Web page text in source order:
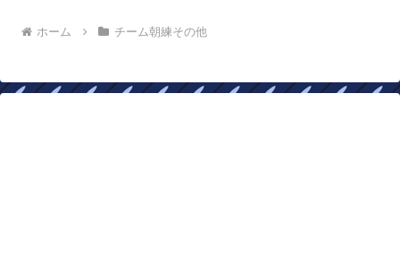
ホーム チーム朝練その他